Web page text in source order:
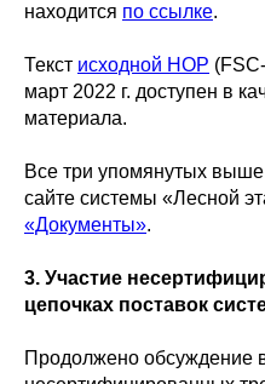
находится по ссылке.
Текст исходной НОР
март 2022 г. доступен в
материала.
Все три упомянутых
сайте системы «Лесной
«Документы».
3. Участие
цепочках поставок
Продолжено обсуждение